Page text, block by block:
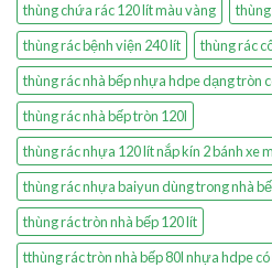
thùng chứa rác 120 lít màu vàng
thùng
thùng rác bệnh viện 240 lít
thùng rác
thùng rác nhà bếp nhựa hdpe dạng tròn
thùng rác nhà bếp tròn 120l
thùng rác nhựa 120 lít nắp kín 2 bánh xe
thùng rác nhựa baiyun dùng trong nhà
thùng rác tròn nhà bếp 120 lít
tthùng rác tròn nhà bếp 80l nhựa hdpe có